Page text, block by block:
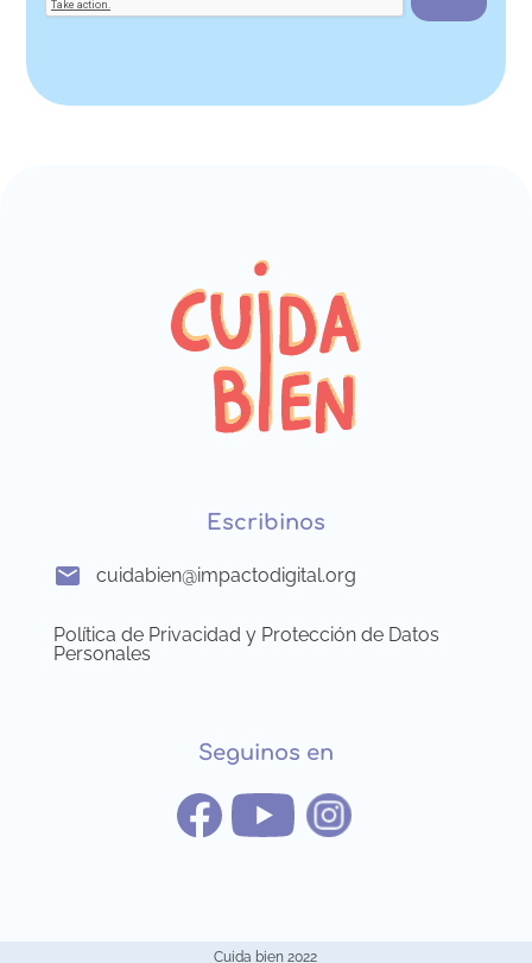
Escribinos
cuidabien@impactodigital.org
Política de Privacidad y Protección de Datos
Personales
Seguinos en
Cuida bien 2022